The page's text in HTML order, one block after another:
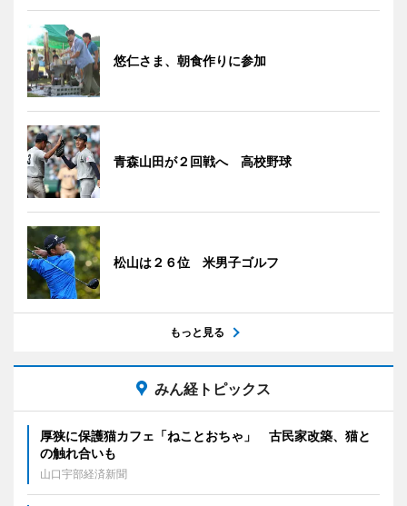
悠仁さま、朝食作りに参加
青森山田が２回戦へ 高校野球
松山は２６位 米男子ゴルフ
もっと見る
みん経トピックス
厚狭に保護猫カフェ「ねことおちゃ」 古民家改築、猫と
の触れ合いも
山口宇部経済新聞